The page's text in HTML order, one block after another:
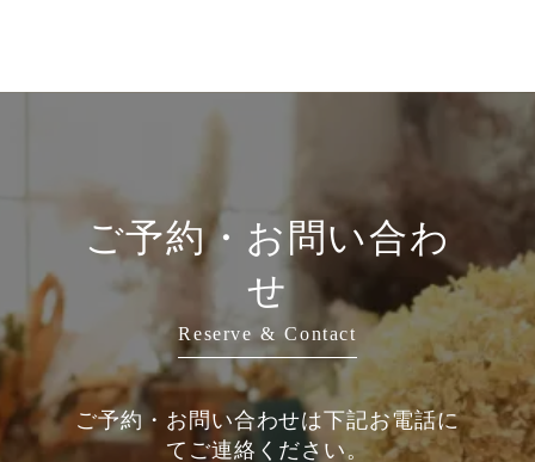
ご予約・お問い合わ
せ
Reserve & Contact
ご予約・お問い合わせは下記お電話に
てご連絡ください。